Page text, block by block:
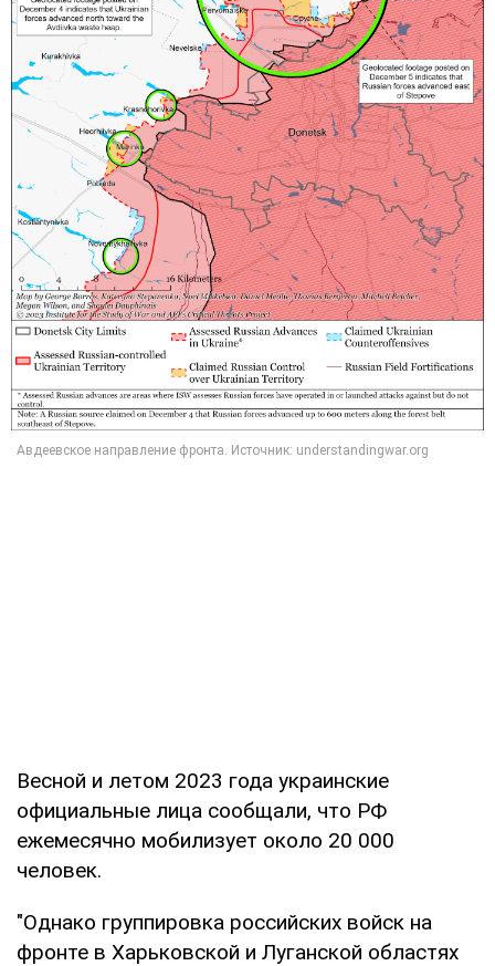
Весной и летом 2023 года украинские
официальные лица сообщали, что РФ
ежемесячно мобилизует около 20 000
человек.
"Однако группировка российских войск на
фронте в Харьковской и Луганской областях